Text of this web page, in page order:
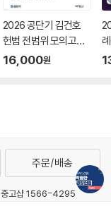
2026 공단기 김건호
헌법 전범위 모의고사
270제
16,000원
주문/배송
중고샵 1566-4295